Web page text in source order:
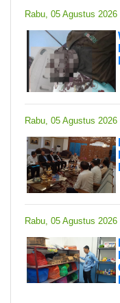
Rabu, 05 Agustus 2026
Rabu, 05 Agustus 2026
Rabu, 05 Agustus 2026